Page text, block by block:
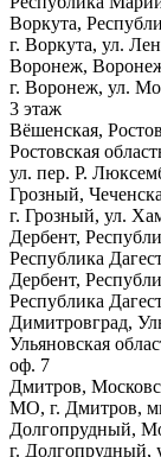
Воркута,
г. Воркута, ул.
Воронеж,
г. Воронеж, ул.
3 этаж
Вёшенская,
Ростовская
ул. пер. Р.
Грозный,
г. Грозный, ул.
Дербент,
Республика
Дербент,
Республика
Димитровград,
Ульяновская
оф. 7
Дмитров,
МО, г. Дмитров,
Долгопрудный,
г. Долгопрудный,